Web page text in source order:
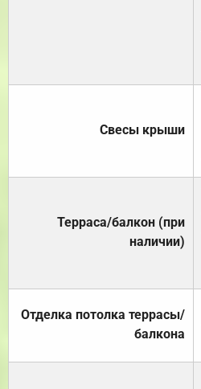
Свесы крыши
Терраса/балкон (при
наличии)
Отделка потолка террасы/
балкона